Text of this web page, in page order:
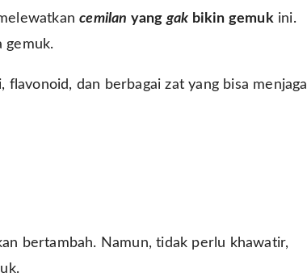
cemilan yanggak bikin gemukini.
gemuk.
dan berbagai zat yang bisa menjaga
bertambah. Namun, tidak perlu khawatir,